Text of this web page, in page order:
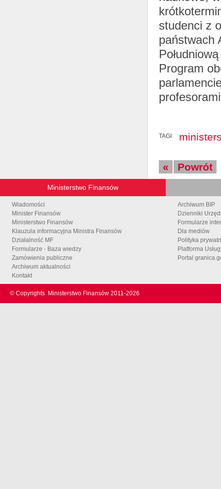
studenci z
państwach
Program
TAGI
« Powrót
Ministerstwo Finansów
Wiadomości
Minister Finansów
Ministerstwo Finansów
Klauzula informacyjna Ministra Finansów
Działalność MF
Formularze - Baza wiedzy
Zamówienia publiczne
Archiwum aktualności
Kontakt
Archiwum BIP
Dzienniki
Formularze
Dla mediów
Polityka
Platforma
Portal
© Copyrights Ministerstwo Finansów 2011-2026